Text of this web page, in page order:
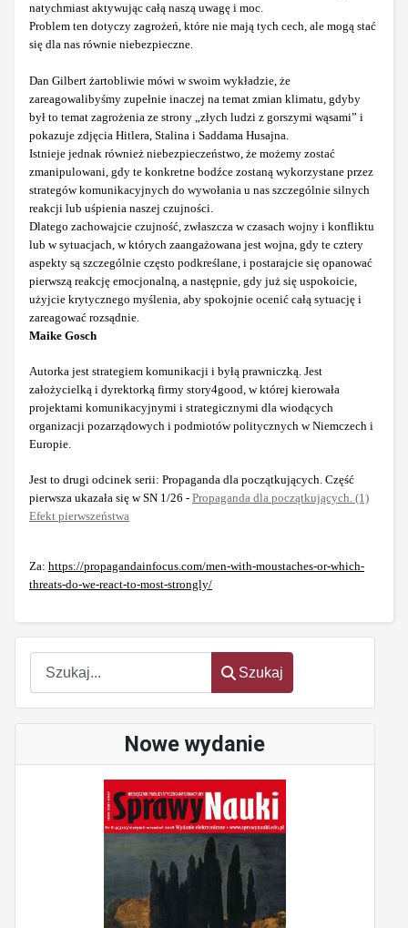
Szukaj
Szukaj
Nowe wydanie
natychmiast aktywując całą naszą uwagę i moc.
Problem ten dotyczy zagrożeń, które nie mają tych cech, ale mogą stać
się dla nas równie niebezpieczne.
Dan Gilbert żartobliwie mówi w swoim wykładzie, że
zareagowalibyśmy zupełnie inaczej na temat zmian klimatu, gdyby
był to temat zagrożenia ze strony „złych ludzi z gorszymi wąsami” i
pokazuje zdjęcia Hitlera, Stalina i Saddama Husajna.
Istnieje jednak również niebezpieczeństwo, że możemy zostać
zmanipulowani, gdy te konkretne bodźce zostaną wykorzystane przez
strategów komunikacyjnych do wywołania u nas szczególnie silnych
reakcji lub uśpienia naszej czujności.
Dlatego zachowajcie czujność, zwłaszcza w czasach wojny i konfliktu
lub w sytuacjach, w których zaangażowana jest wojna, gdy te cztery
aspekty są szczególnie często podkreślane, i postarajcie się opanować
pierwszą reakcję emocjonalną, a następnie, gdy już się uspokoicie,
użyjcie krytycznego myślenia, aby spokojnie ocenić całą sytuację i
zareagować rozsądnie.
Maike Gosch
Autorka jest strategiem komunikacji i byłą prawniczką. Jest
założycielką i dyrektorką firmy story4good, w której kierowała
projektami komunikacyjnymi i strategicznymi dla wiodących
organizacji pozarządowych i podmiotów politycznych w Niemczech i
Europie.
Jest to drugi odcinek serii: Propaganda dla początkujących. Część
pierwsza ukazała się w SN 1/26 - Propaganda dla początkujących. (1)
Efekt pierwszeństwa
Za: https://propagandainfocus.com/men-with-moustaches-or-which-
threats-do-we-react-to-most-strongly/